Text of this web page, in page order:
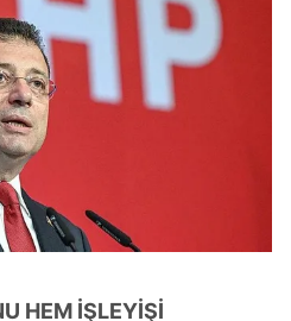
HEM İŞLEYİŞİ